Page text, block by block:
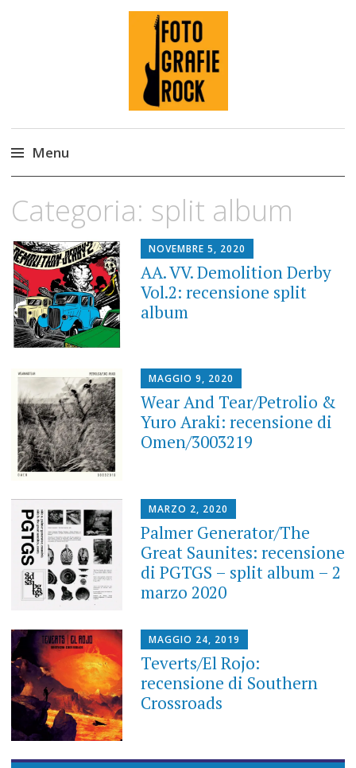
Fotografie ROCK
Menu
to
Categoria: split album
NOVEMBRE 5, 2020
AA. VV. Demolition Derby
Vol.2: recensione split
album
MAGGIO 9, 2020
Wear And Tear/Petrolio &
Yuro Araki: recensione di
Omen/3003219
MARZO 2, 2020
Palmer Generator/The
Great Saunites: recensione
di PGTGS – split album – 2
marzo 2020
MAGGIO 24, 2019
Teverts/El Rojo:
recensione di Southern
Crossroads